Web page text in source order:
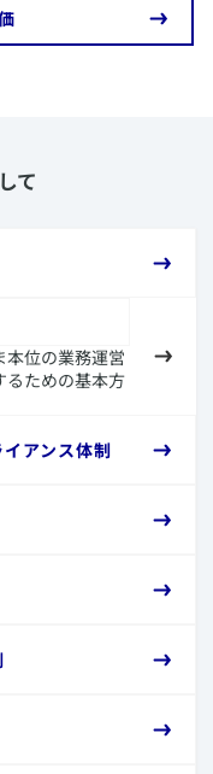
て
本位の業務運営
るための基本方
アンス体制